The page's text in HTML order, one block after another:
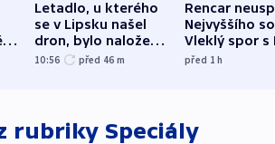
Letadlo, u kterého
se v Lipsku našel
dron, bylo naložené
municí, píší média
10:56 před 46 m
Rencar
Nejvyššího
Vleklý spor s
reklamní
před 1h
rubriky Speciály